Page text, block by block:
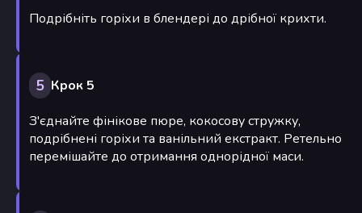
Подрібніть горіхи в блендері до дрібної крихти.
5 Крок 5
З'єднайте фінікове пюре, кокосову стружку,
подрібнені горіхи та ванільний екстракт. Ретельно
перемішайте до отримання однорідної маси.